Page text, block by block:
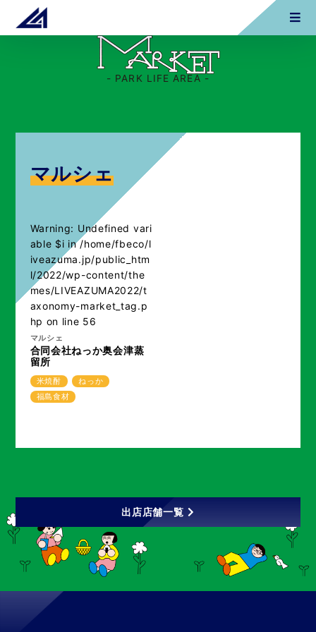
- PARK LIFE AREA -
マルシェ
Warning: Undefined vari
able $i in/home/fbeco/l
iveazuma.jp/public_htm
l/2022/wp-content/the
mes/LIVEAZUMA2022/t
axonomy-market_tag.p
hp on line 56
マルシェ
合同会社ねっか奥会津蒸
留所
米焼酎
ねっか
福島食材
出店店舗一覧